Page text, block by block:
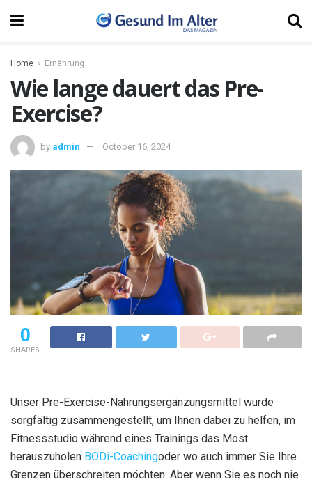
Home Ernährung
Wie lange dauert das Pre-
Exercise?
by admin October 16, 2024
0
SHARES
Unser Pre-Exercise-Nahrungsergänzungsmittel wurde
sorgfältig zusammengestellt, um Ihnen dabei zu helfen, im
Fitnessstudio während eines Trainings das Most
herauszuholen BODi-Coachingoder wo auch immer Sie Ihre
Grenzen überschreiten möchten. Aber wenn Sie es noch nie